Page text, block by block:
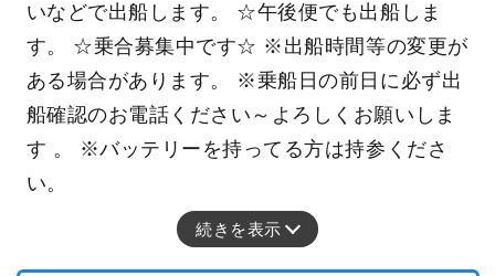
いなどで出船します。 ☆午後便でも出船しま
す。 ☆乗合募集中です☆ ※出船時間等の変更が
ある場合があります。 ※乗船日の前日に必ず出
船確認のお電話ください～よろしくお願いしま
す 。 ※バッテリーを持ってる方は持参くださ
い。
続きを表示